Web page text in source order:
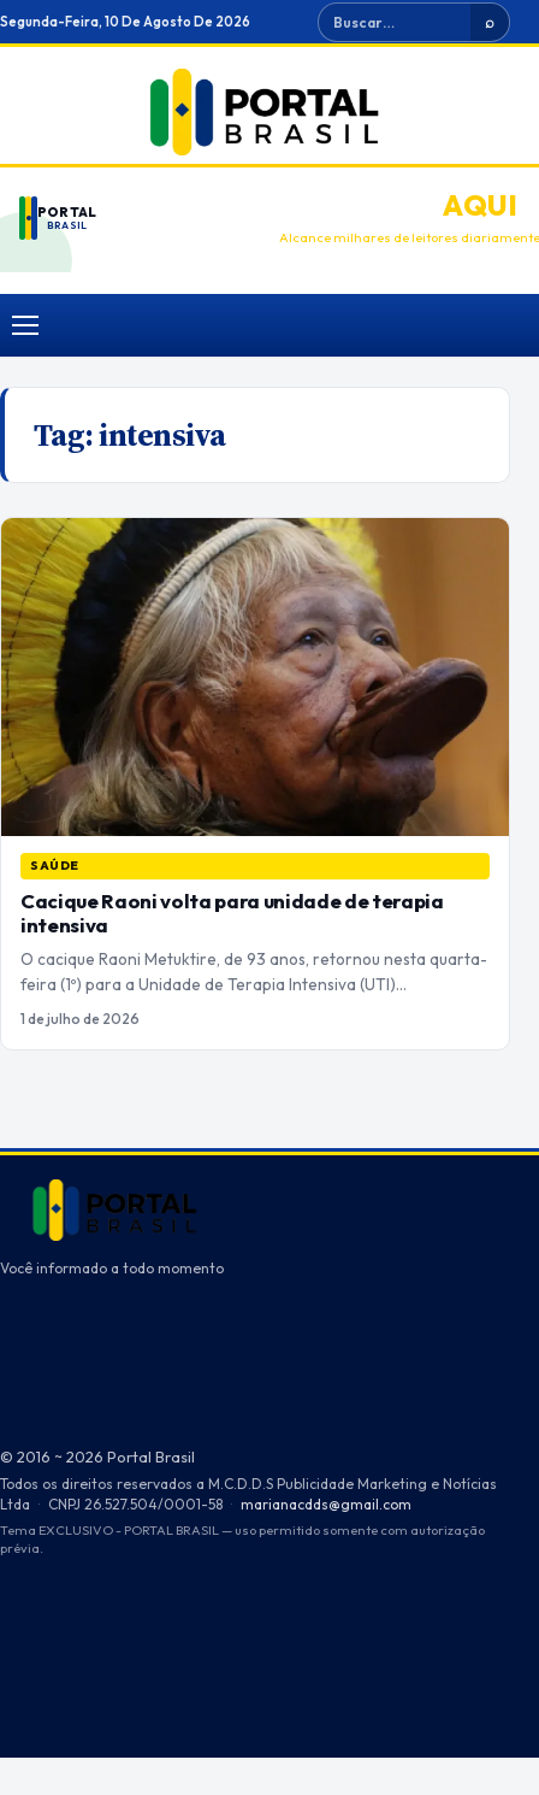
Ir
para
Segunda-Feira, 10 De Agosto De 2026 Buscar ⌕
PORTAL
BRASIL
ANUNCIEAQUI
Alcance milhares de leitores diariamente
Menu
Tag:intensiva
SAÚDE
Cacique Raoni volta para unidade de terapia
intensiva
O cacique Raoni Metuktire, de 93 anos, retornou nesta quarta-
feira (1º) para a Unidade de Terapia Intensiva (UTI)…
1 de julho de 2026
Você informado a todo momento
© 2016 ~ 2026 Portal Brasil
Todos os direitos reservados a M.C.D.D.S Publicidade Marketing e Notícias
Ltda · CNPJ 26.527.504/0001-58 · marianacdds@gmail.com
Tema EXCLUSIVO - PORTAL BRASIL — uso permitido somente com autorização
prévia.